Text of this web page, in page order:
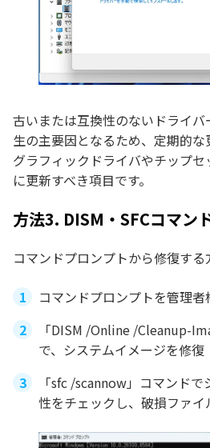
古いまたは互換性のないドライ
生の主要因となるため、定期的
グラフィックドライバやチップ
に更新すべき項目です。
方法3. DISM・SFCコマン
コマンドプロンプトから修復する
コマンドプロンプトを管理者
「DISM /Online /Cleanup-
で、システムイメージを修復
「sfc /scannow」コマンド
性をチェックし、破損ファイ